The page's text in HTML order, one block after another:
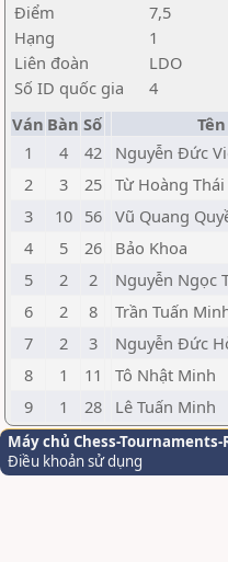
Điểm
7,5
Hạng
1
Liên đoàn
LDO
Số ID quốc gia
4
Ván Bàn Số Tên
1
4 42 Nguyễn Đức
2
3 25 Từ Hoàng Thái
3
10 56 Vũ Quang
4
5 26 Bảo Khoa
5
2 2 Nguyễn Ngọc
6
2 8 Trần Tuấn
7
2 3 Nguyễn Đức
8
1 11 Tô Nhật Minh
9
1 28 Lê Tuấn Minh
Máy chủ Chess-Tournaments-
Điều khoản sử dụng